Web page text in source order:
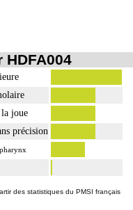
joue
précision
des statistiques du PMSI français